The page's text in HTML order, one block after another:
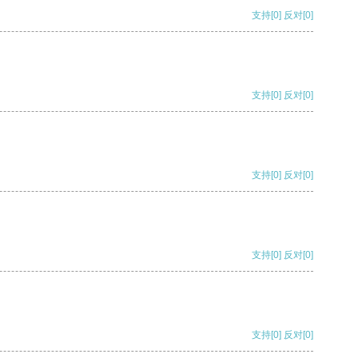
支持[0] 反对[0]
支持[0] 反对[0]
支持[0] 反对[0]
支持[0] 反对[0]
支持[0] 反对[0]